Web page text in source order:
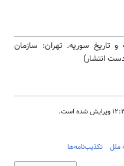
فرهنگ و تاریخ سوریه. تهران: سازمان
انتشار)
ملل تکذیب‌نامه‌ها